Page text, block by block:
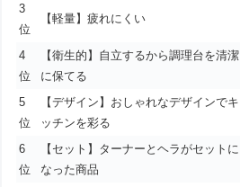
3
位
【軽量】疲れにくい
4
位
【衛生的】自立するから調理台を清潔
に保てる
5
位
【デザイン】おしゃれなデザインでキ
ッチンを彩る
6
位
【セット】ターナーとヘラがセットに
なった商品